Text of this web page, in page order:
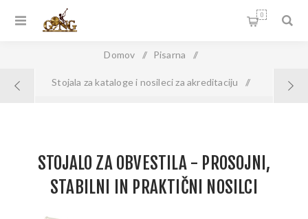
0
Domov / Pisarna /
Stojala za kataloge i nosileci za akreditaciju /
STOJALO ZA OBVESTILA - PROSOJNI,
STABILNI IN PRAKTIČNI NOSILCI